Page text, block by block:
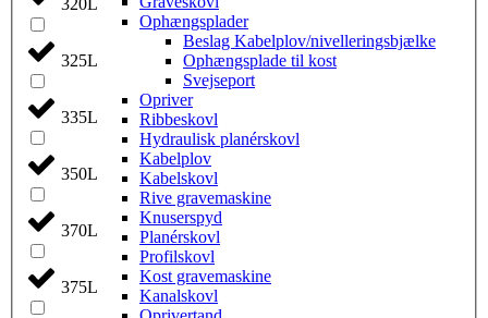
320L
325L
335L
350L
370L
375L
Ophængsplader
Beslag Kabelplov/nivelleringsbjælke
Ophængsplade til kost
Svejseport
Opriver
Ribbeskovl
Hydraulisk planérskovl
Kabelplov
Kabelskovl
Rive gravemaskine
Knuserspyd
Planérskovl
Profilskovl
Kost gravemaskine
Kanalskovl